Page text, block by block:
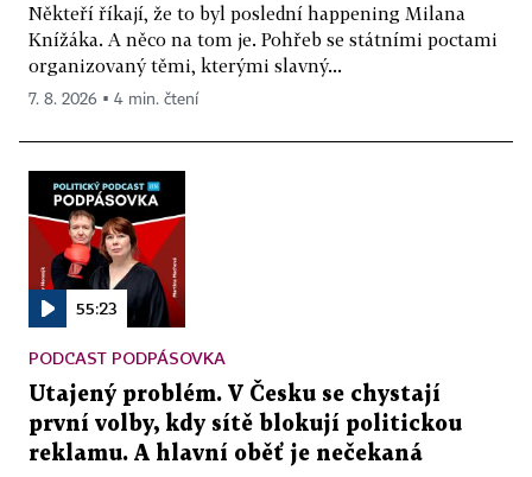
Někteří říkají, že to byl poslední happening Milana
Knížáka. A něco na tom je. Pohřeb se státními poctami
organizovaný těmi, kterými slavný...
7. 8. 2026 ▪ 4 min. čtení
55:23
PODCAST PODPÁSOVKA
Utajený problém. V Česku se chystají
první volby, kdy sítě blokují politickou
reklamu. A hlavní oběť je nečekaná